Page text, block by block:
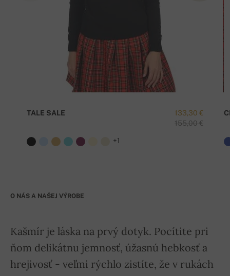
133,30 €
155,00 €
TALE SALE
+1
O NÁS A NAŠEJ VÝROBE
Kašmír je láska na prvý dotyk. Pocítite pri
ňom delikátnu jemnosť, úžasnú hebkosť a
hrejivosť - veľmi rýchlo zistíte, že v rukách